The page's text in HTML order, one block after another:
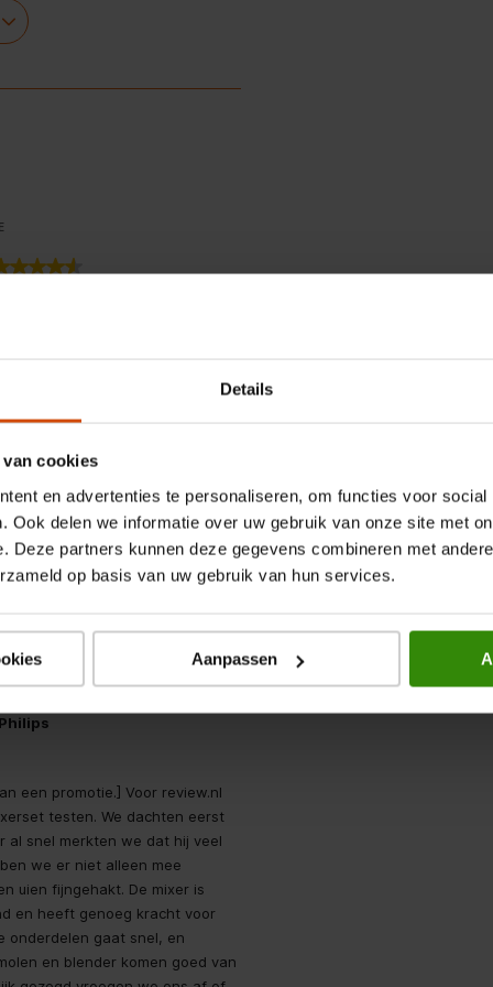
Details
cookies
en advertenties te personaliseren, om functies voor
Ook delen we informatie over uw gebruik van onze site met
Deze partners kunnen deze gegevens combineren met
op basis van uw gebruik van hun services.
Aanpassen
5 sterren.
sterren.
ster.
Sorteren op Regionaal
Regionale beoordelingenGeef een popup weer met
een promotie.] Voor review.nl
testen. We dachten eerst
al snel merkten we dat hij veel
we er niet alleen mee
uien fijngehakt. De mixer is
en heeft genoeg kracht voor
onderdelen gaat snel, en
en blender komen goed van